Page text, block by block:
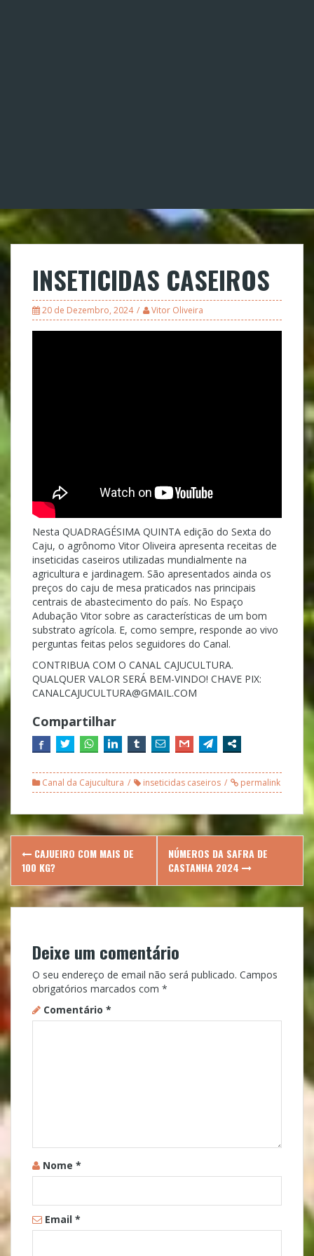
INSETICIDAS CASEIROS
20 de Dezembro, 2024 Vitor Oliveira
Nesta QUADRAGÉSIMA QUINTA edição do Sexta do
Caju, o agrônomo Vitor Oliveira apresenta receitas de
inseticidas caseiros utilizadas mundialmente na
agricultura e jardinagem. São apresentados ainda os
preços do caju de mesa praticados nas principais
centrais de abastecimento do país. No Espaço
Adubação Vitor sobre as características de um bom
substrato agrícola. E, como sempre, responde ao vivo
perguntas feitas pelos seguidores do Canal.
CONTRIBUA COM O CANAL CAJUCULTURA.
QUALQUER VALOR SERÁ BEM-VINDO! CHAVE PIX:
CANALCAJUCULTURA@GMAIL.COM
Compartilhar
Canal da Cajucultura inseticidas caseiros permalink
Post
navigation
CAJUEIRO COM MAIS DE
100 KG?
NÚMEROS DA SAFRA DE
CASTANHA 2024
Deixe um comentário
O seu endereço de email não será publicado. Campos
obrigatórios marcados com *
Comentário *
Nome *
Email *